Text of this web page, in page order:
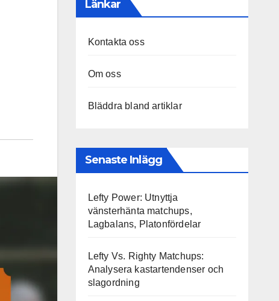
Länkar
Kontakta oss
Om oss
Bläddra bland artiklar
Senaste Inlägg
Lefty Power: Utnyttja
vänsterhänta matchups,
Lagbalans, Platonfördelar
Lefty Vs. Righty Matchups:
Analysera kastartendenser och
slagordning